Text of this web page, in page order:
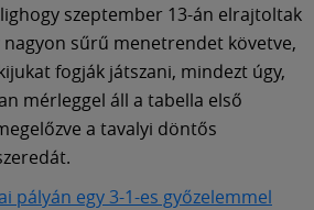
szeptember 13-án elrajtoltak
nagyon sűrű menetrendet követve,
fogják játszani, mindezt úgy,
mérleggel áll a tabella első
a tavalyi döntős
pályán egy 3-1-es győzelemmel